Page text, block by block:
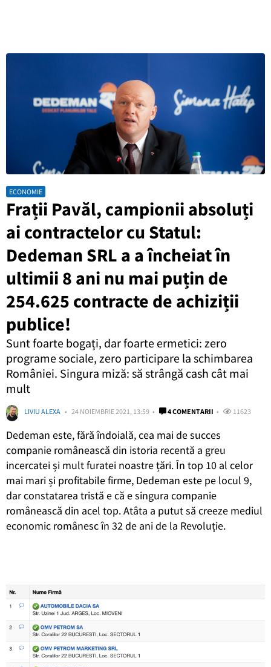
ECONOMIE
Frații Pavăl, campionii absoluți
ai contractelor cu Statul:
Dedeman SRL a a încheiat în
ultimii 8 ani nu mai puțin de
254.625 contracte de achiziții
publice!
Sunt foarte bogați, dar foarte ermetici: zero
programe sociale, zero participare la schimbarea
României. Singura miză: să strângă cash cât mai
mult
LIVIU ALEXA 24 NOIEMBRIE 2021, 13:59 4 COMENTARII 11623
Dedeman este, fără îndoială, cea mai de succes
companie românească din istoria recentă a greu
incercatei și mult furatei noastre țări. În top 10 al celor
mai mari și profitabile firme, Dedeman este pe locul 9,
dar constatarea tristă e că e singura companie
românească din acel top. Atâta a putut să creeze mediul
economic românesc în 32 de ani de la Revoluție.